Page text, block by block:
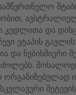
კედლითა და
ეტაპის გავლის
და ნებისმიერი
ორგანიზებულად